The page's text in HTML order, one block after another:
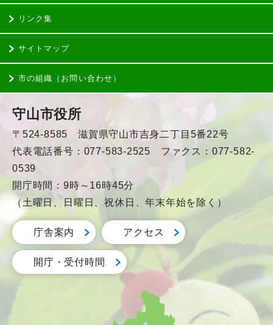
リンク集
サイトマップ
市の組織（お問い合わせ）
守山市役所
〒524-8585 滋賀県守山市吉身二丁目5番22号
代表電話番号：077-583-2525 ファクス：077-582-
0539
開庁時間：9時～16時45分
（土曜日、日曜日、祝休日、年末年始を除く）
庁舎案内 アクセス
開庁・受付時間